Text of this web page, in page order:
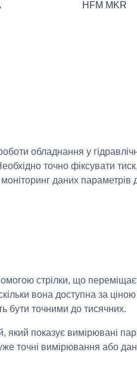
HFM MKR
обладнання у
точно фіксувати тиск,
даних параметрів
стрілки, що
вона доступна за
бути точними до тисячних.
показує вимірювані
точні вимірювання або